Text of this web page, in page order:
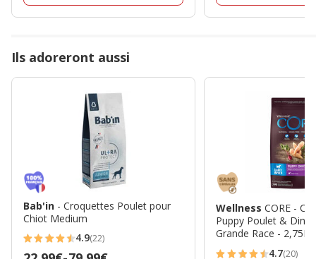
Ils adoreront aussi
Bab'in - Croquettes Poulet pour
Chiot Medium
4.9
4.9(22)
WellnessCORE -
Puppy Poulet &
Grande Race - 2,75Kg
4.7(20)